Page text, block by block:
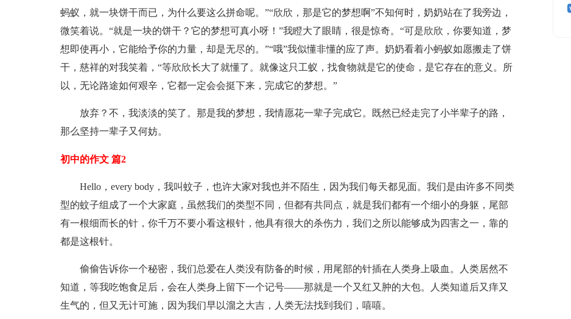
蚂蚁，就一块饼干而已，为什么要这么拼命呢。”“欣欣，那是它的梦想啊”不知何时，奶奶站在了我旁边，
微笑着说。“就是一块的饼干？它的梦想可真小呀！”我瞪大了眼睛，很是惊奇。“可是欣欣，你要知道，梦
想即使再小，它能给予你的力量，却是无尽的。”“哦”我似懂非懂的应了声。奶奶看着小蚂蚁如愿搬走了饼
干，慈祥的对我笑着，“等欣欣长大了就懂了。就像这只工蚁，找食物就是它的使命，是它存在的意义。所
以，无论路途如何艰辛，它都一定会会挺下来，完成它的梦想。”
放弃？不，我淡淡的笑了。那是我的梦想，我情愿花一辈子完成它。既然已经走完了小半辈子的路，
那么坚持一辈子又何妨。
初中的作文 篇2
Hello，every body，我叫蚊子，也许大家对我也并不陌生，因为我们每天都见面。我们是由许多不同类
型的蚊子组成了一个大家庭，虽然我们的类型不同，但都有共同点，就是我们都有一个细小的身躯，尾部
有一根细而长的针，你千万不要小看这根针，他具有很大的杀伤力，我们之所以能够成为四害之一，靠的
都是这根针。
偷偷告诉你一个秘密，我们总爱在人类没有防备的时候，用尾部的针插在人类身上吸血。人类居然不
知道，等我吃饱食足后，会在人类身上留下一个记号——那就是一个又红又肿的大包。人类知道后又痒又
生气的，但又无计可施，因为我们早以溜之大吉，人类无法找到我们，嘻嘻。